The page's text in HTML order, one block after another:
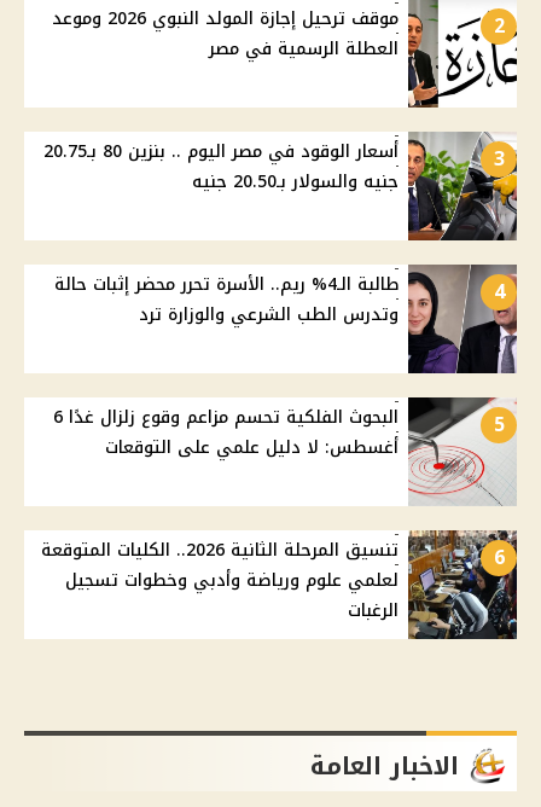
2
موقف ترحيل إجازة المولد النبوي 2026 وموعد
العطلة الرسمية في مصر
3
أسعار الوقود في مصر اليوم .. بنزين 80 بـ20.75
جنيه والسولار بـ20.50 جنيه
4
طالبة الـ4% ريم.. الأسرة تحرر محضر إثبات حالة
وتدرس الطب الشرعي والوزارة ترد
5
البحوث الفلكية تحسم مزاعم وقوع زلزال غدًا 6
أغسطس: لا دليل علمي على التوقعات
6
تنسيق المرحلة الثانية 2026.. الكليات المتوقعة
لعلمي علوم ورياضة وأدبي وخطوات تسجيل
الرغبات
الاخبار العامة